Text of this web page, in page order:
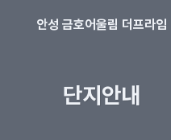
안성 금호어울림 더프라임
단지안내